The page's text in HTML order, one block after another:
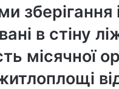
зберігання
в стіну
місячної